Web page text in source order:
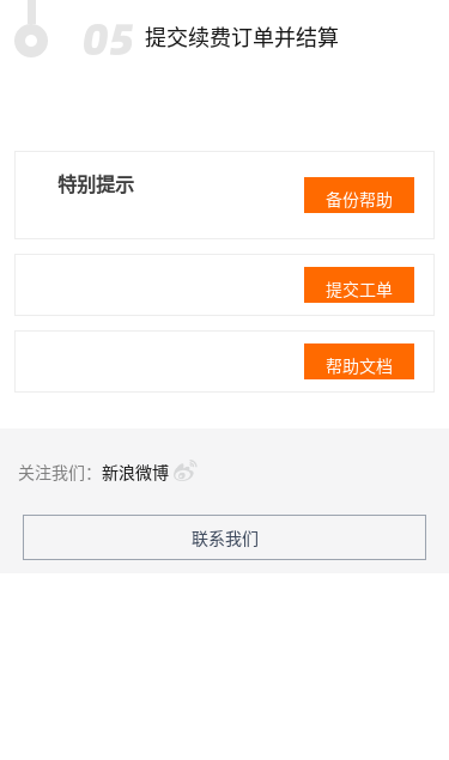
提交续费订单并结算
特别提示
备份帮助
提交工单
帮助文档